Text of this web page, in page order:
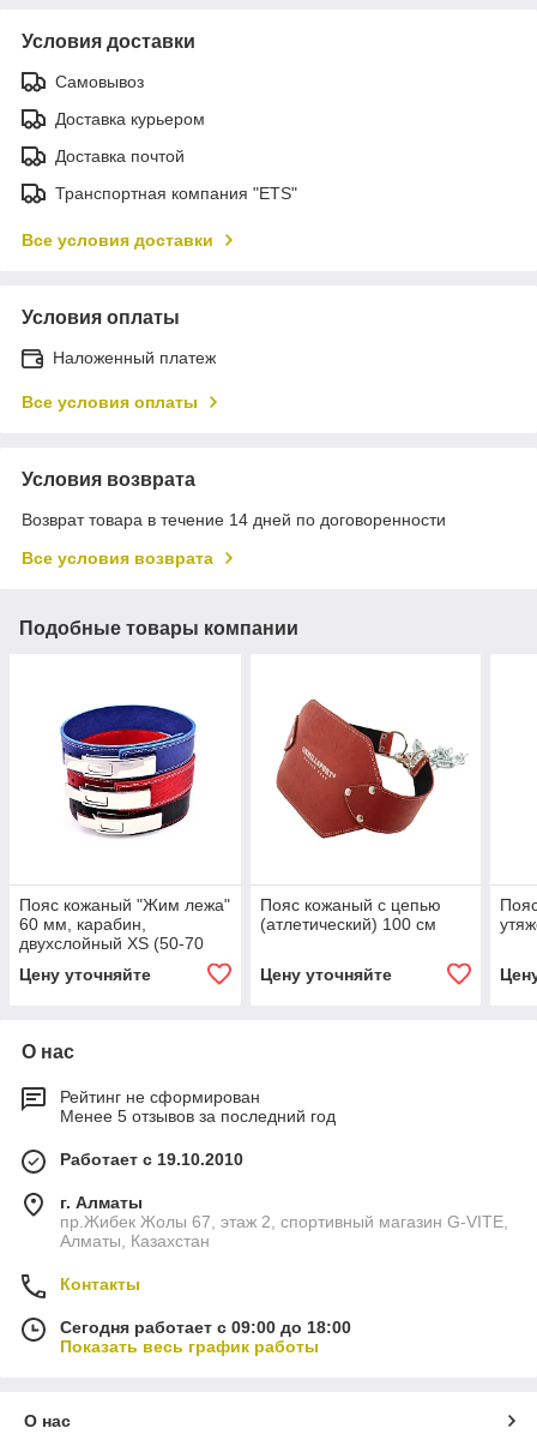
Условия доставки
Самовывоз
Доставка курьером
Доставка почтой
Транспортная компания "ETS"
Все условия доставки
Условия оплаты
Наложенный платеж
Все условия оплаты
Условия возврата
Возврат товара в течение 14 дней по договоренности
Все условия возврата
Подобные товары компании
Пояс кожаный "Жим лежа"
60 мм, карабин,
двухслойный XS (50-70
Цену уточняйте
Пояс кожаный с цепью
(атлетический) 100 см
Цену уточняйте
О нас
Рейтинг не сформирован
Менее 5 отзывов за последний год
Работает с 19.10.2010
г. Алматы
пр.Жибек Жолы 67, этаж 2, спортивный магазин G-VITE,
Алматы, Казахстан
Контакты
Сегодня работает с 09:00 до 18:00
Показать весь график работы
О нас